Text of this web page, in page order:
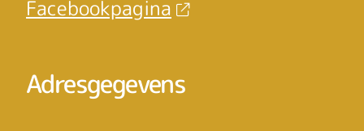
Facebookpagina
Adresgegevens